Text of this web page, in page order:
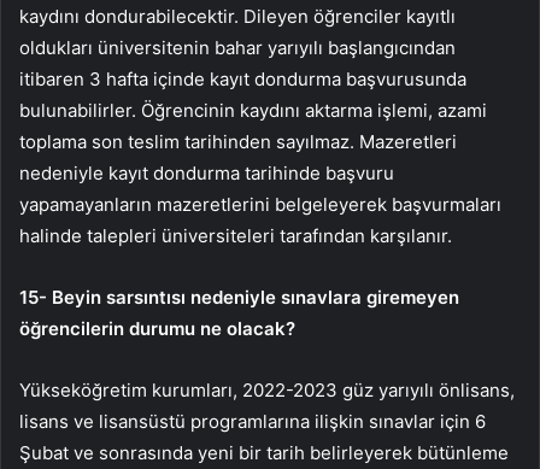
kaydını dondurabilecektir. Dileyen öğrenciler kayıtlı
oldukları üniversitenin bahar yarıyılı başlangıcından
itibaren 3 hafta içinde kayıt dondurma başvurusunda
bulunabilirler. Öğrencinin kaydını aktarma işlemi, azami
toplama son teslim tarihinden sayılmaz. Mazeretleri
nedeniyle kayıt dondurma tarihinde başvuru
yapamayanların mazeretlerini belgeleyerek başvurmaları
halinde talepleri üniversiteleri tarafından karşılanır.
15- Beyin sarsıntısı nedeniyle sınavlara giremeyen
öğrencilerin durumu ne olacak?
Yükseköğretim kurumları, 2022-2023 güz yarıyılı önlisans,
lisans ve lisansüstü programlarına ilişkin sınavlar için 6
Şubat ve sonrasında yeni bir tarih belirleyerek bütünleme